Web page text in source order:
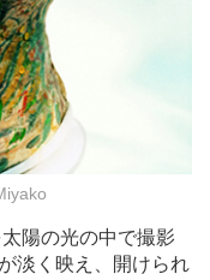
陽の光の中で撮影
淡く映え、開けられ